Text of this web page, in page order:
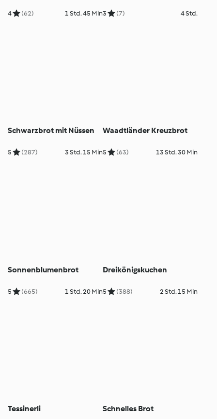
4 (62) 1 Std. 45 Min3 (7) 4 Std.
Schwarzbrot mit Nüssen
5 (287) 3 Std. 15 Min
Waadtländer Kreuzbrot
5 (63) 13 Std. 30 Min
Sonnenblumenbrot
5 (665) 1 Std. 20 Min
Dreikönigskuchen
5 (388) 2 Std. 15 Min
Tessinerli Schnelles Brot